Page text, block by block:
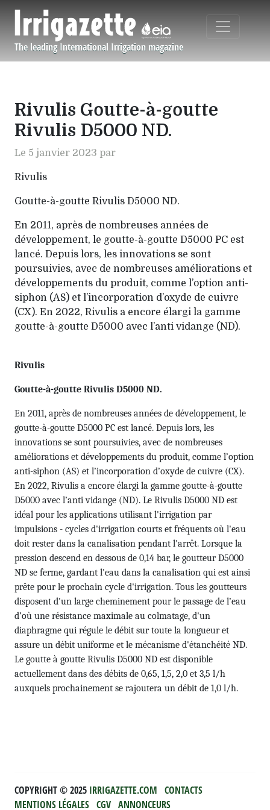
The leading International Irrigation magazine
Navigation principale
Rivulis Goutte-à-goutte
Rivulis D5000 ND.
Le 5 janvier 2023 par
Rivulis
Goutte-à-goutte Rivulis D5000 ND.
En 2011, après de nombreuses années de
développement, le goutte-à-goutte D5000 PC est
lancé. Depuis lors, les innovations se sont
poursuivies, avec de nombreuses améliorations et
développements du produit, comme l’option anti-
siphon (AS) et l’incorporation d’oxyde de cuivre
(CX). En 2022, Rivulis a encore élargi la gamme
goutte-à-goutte D5000 avec l’anti vidange (ND).
Rivulis
Goutte-à-goutte Rivulis D5000 ND.
En 2011, après de nombreuses années de développement, le
goutte-à-goutte D5000 PC est lancé. Depuis lors, les
innovations se sont poursuivies, avec de nombreuses
améliorations et développements du produit, comme l’option
anti-siphon (AS) et l’incorporation d’oxyde de cuivre (CX).
En 2022, Rivulis a encore élargi la gamme goutte-à-goutte
D5000 avec l’anti vidange (ND). Le Rivulis D5000 ND est
idéal pour les applications utilisant l'irrigation par
impulsions - cycles d'irrigation courts et fréquents où l'eau
doit rester dans la canalisation pendant l'arrêt. Lorsque la
pression descend en dessous de 0,14 bar, le goutteur D5000
ND se ferme, gardant l'eau dans la canalisation qui est ainsi
prête pour le prochain cycle d'irrigation. Tous les goutteurs
disposent d'un large cheminement pour le passage de l’eau
d’où une résistance maximale au colmatage, d'un
diaphragme qui régule le débit sur toute la longueur et
assure un débit uniforme et le mécanisme d'étanchéité ND.
Le goutte à goutte Rivulis D5000 ND est disponible
actuellement dans des débits de 0,65, 1,5, 2,0 et 3,5 l/h
auxquels prochainement se rajoutera un débit de 1,0 l/h.
COPYRIGHT ©️ 2025 IRRIGAZETTE.COM CONTACTS
MENTIONS LÉGALES CGV ANNONCEURS